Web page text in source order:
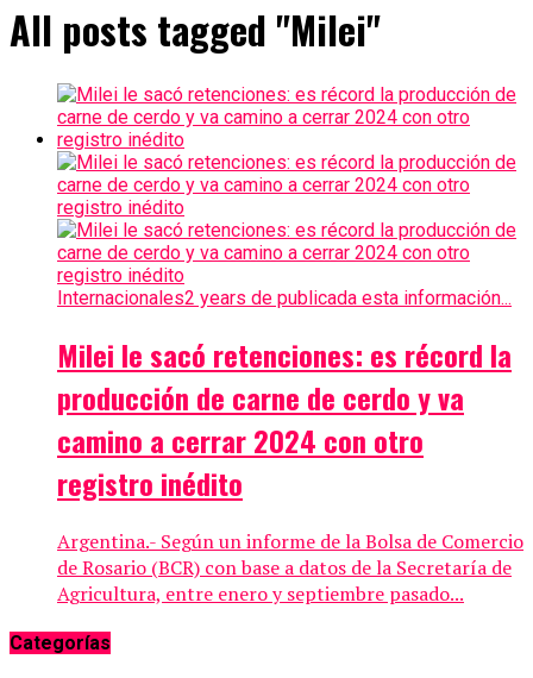
All posts tagged "Milei"
Internacionales2 years de publicada esta información...
Milei le sacó retenciones: es récord la
producción de carne de cerdo y va
camino a cerrar 2024 con otro
registro inédito
Argentina.- Según un informe de la Bolsa de Comercio
de Rosario (BCR) con base a datos de la Secretaría de
Agricultura, entre enero y septiembre pasado...
Categorías